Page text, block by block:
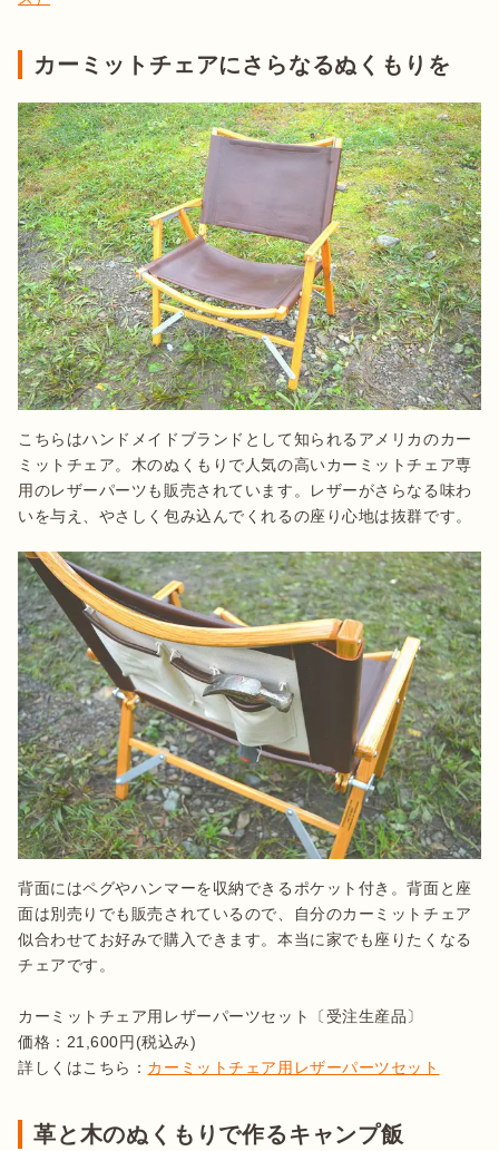
カーミットチェアにさらなるぬくもりを
こちらはハンドメイドブランドとして知られるアメリカのカー
ミットチェア。木のぬくもりで人気の高いカーミットチェア専
用のレザーパーツも販売されています。レザーがさらなる味わ
いを与え、やさしく包み込んでくれるの座り心地は抜群です。
背面にはペグやハンマーを収納できるポケット付き。背面と座
面は別売りでも販売されているので、自分のカーミットチェア
似合わせてお好みで購入できます。本当に家でも座りたくなる
チェアです。
カーミットチェア用レザーパーツセット〔受注生産品〕
価格：21,600円(税込み)
詳しくはこちら： カーミットチェア用レザーパーツセット
革と木のぬくもりで作るキャンプ飯